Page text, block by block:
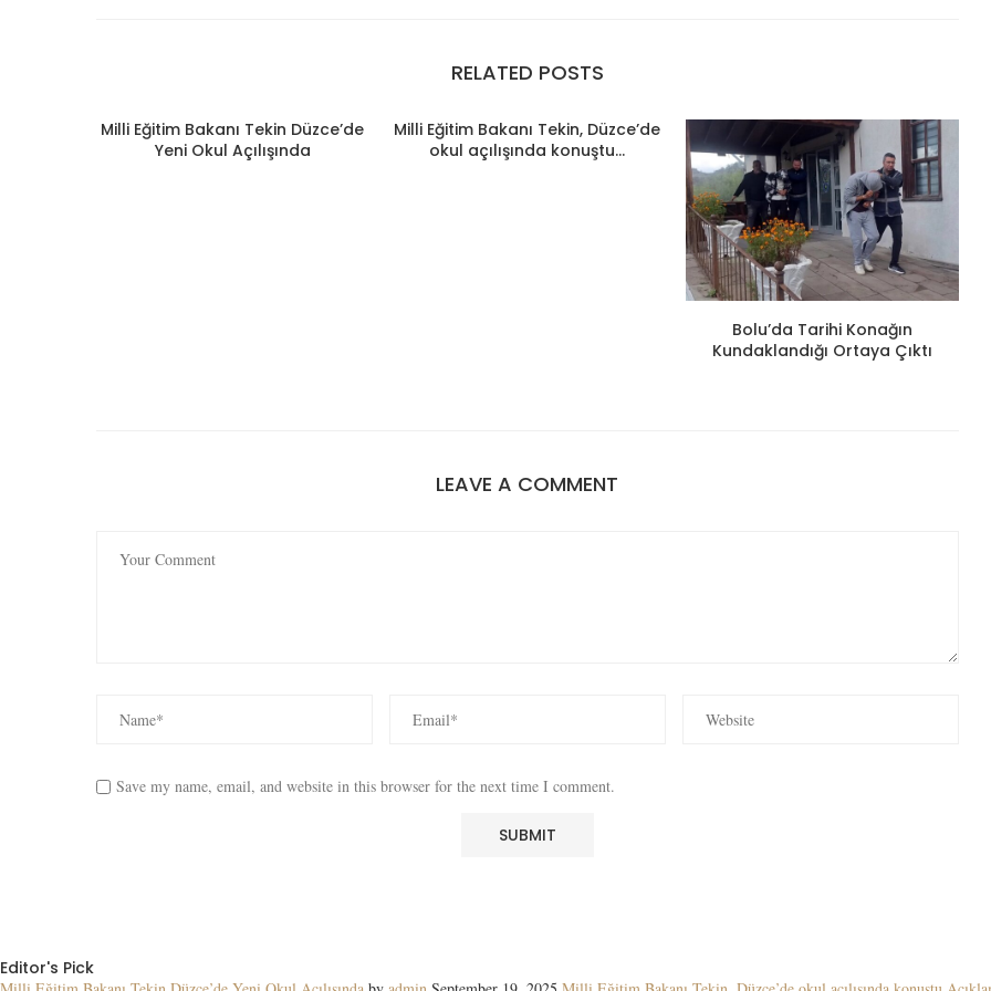
RELATED POSTS
Milli Eğitim Bakanı Tekin Düzce’de
Yeni Okul Açılışında
Milli Eğitim Bakanı Tekin, Düzce’de
okul açılışında konuştu...
Bolu’da Tarihi Konağın
Kundaklandığı Ortaya Çıktı
LEAVE A COMMENT
Save my name, email, and website in this browser for the next time I comment.
Editor's Pick